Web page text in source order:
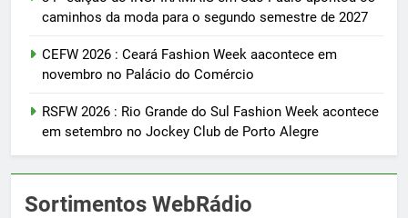
caminhos da moda para o segundo semestre de 2027
CEFW 2026 : Ceará Fashion Week aacontece em
novembro no Palácio do Comércio
RSFW 2026 : Rio Grande do Sul Fashion Week acontece
em setembro no Jockey Club de Porto Alegre
Sortimentos WebRádio